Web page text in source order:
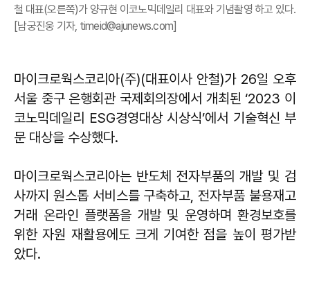
철 대표(오른쪽)가 양규현 이코노믹데일리 대표와 기념촬영 하고 있다.
[남궁진웅 기자, timeid@ajunews.com]
마이크로웍스코리아(주)(대표이사 안철)가 26일 오후
서울 중구 은행회관 국제회의장에서 개최된 ‘2023 이
코노믹데일리 ESG경영대상 시상식’에서 기술혁신 부
문 대상을 수상했다.
마이크로웍스코리아는 반도체 전자부품의 개발 및 검
사까지 원스톱 서비스를 구축하고, 전자부품 불용재고
거래 온라인 플랫폼을 개발 및 운영하며 환경보호를
위한 자원 재활용에도 크게 기여한 점을 높이 평가받
았다.